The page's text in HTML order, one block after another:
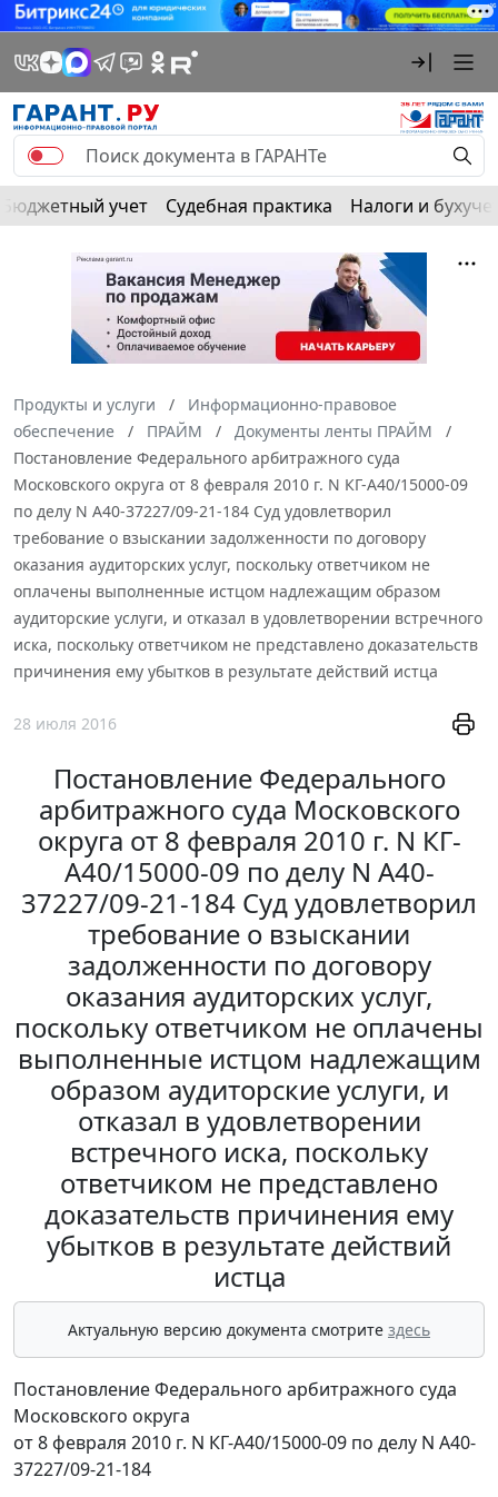
Бюджетный учет Судебная практика Налоги и
Продукты и услуги
Информационно-правовое
обеспечение
ПРАЙМ
Документы ленты ПРАЙМ
Постановление Федерального арбитражного суда
Московского округа от 8 февраля 2010 г. N КГ-А40/15000-09
по делу N А40-37227/09-21-184 Суд удовлетворил
требование о взыскании задолженности по договору
оказания аудиторских услуг, поскольку ответчиком не
оплачены выполненные истцом надлежащим образом
аудиторские услуги, и отказал в удовлетворении встречного
иска, поскольку ответчиком не представлено доказательств
причинения ему убытков в результате действий истца
28 июля 2016
Постановление Федерального
арбитражного суда Московского
округа от 8 февраля 2010 г. N КГ-
А40/15000-09 по делу N А40-
37227/09-21-184 Суд удовлетворил
требование о взыскании
задолженности по договору
оказания аудиторских услуг,
поскольку ответчиком не оплачены
выполненные истцом надлежащим
образом аудиторские услуги, и
отказал в удовлетворении
встречного иска, поскольку
ответчиком не представлено
доказательств причинения ему
убытков в результате действий
истца
Актуальную версию документа смотрите здесь
Постановление Федерального арбитражного суда
Московского округа
от 8 февраля 2010 г. N КГ-А40/15000-09 по делу N А40-
37227/09-21-184